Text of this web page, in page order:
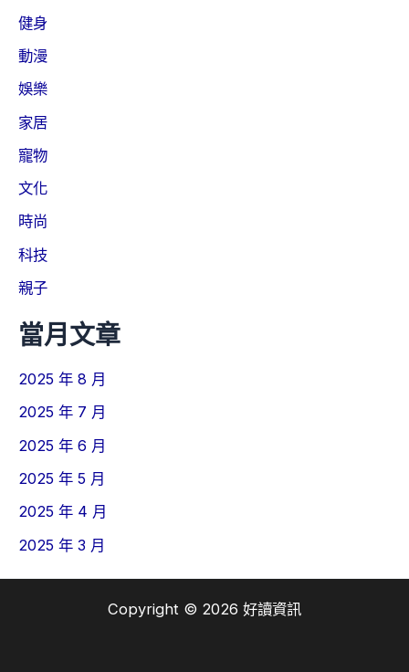
健身
動漫
娛樂
家居
寵物
文化
時尚
科技
親子
當月文章
2025 年 8 月
2025 年 7 月
2025 年 6 月
2025 年 5 月
2025 年 4 月
2025 年 3 月
Copyright © 2026 好讀資訊